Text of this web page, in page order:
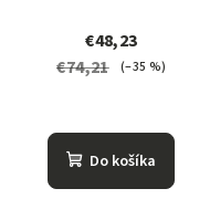
€48,23
€74,21
(–35 %)
Do košíka